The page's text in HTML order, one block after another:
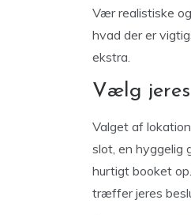
Vær realistiske
hvad der er
ekstra.
Vælg
Valget af
slot, en hyggelig
hurtigt booket
træffer jeres